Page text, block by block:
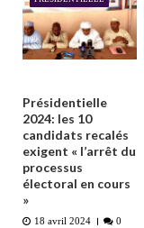
Présidentielle
2024: les 10
candidats recalés
exigent « l’arrêt du
processus
électoral en cours
»
18 avril 2024
0